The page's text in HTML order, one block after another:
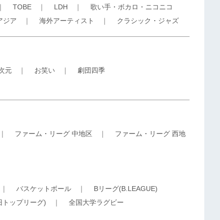
TOBE ｜ LDH ｜ 歌い手・ボカロ・ニコニコ
ジア ｜ 海外アーティスト ｜ クラシック・ジャズ
元 ｜ お笑い ｜ 劇団四季
ファーム・リーグ 中地区 ｜ ファーム・リーグ 西地
バスケットボール ｜ Bリーグ(B.LEAGUE)
トップリーグ) ｜ 全国大学ラグビー